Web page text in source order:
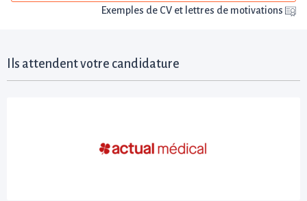
Exemples de CV et lettres de motivations
Ils attendent votre candidature